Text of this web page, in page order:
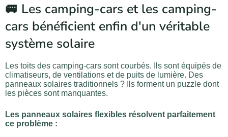
🚐 Les camping-cars et les camping-
cars bénéficient enfin d'un véritable
système solaire
Les toits des camping-cars sont courbés. Ils sont équipés de
climatiseurs, de ventilations et de puits de lumière. Des
panneaux solaires traditionnels ? Ils forment un puzzle dont
les pièces sont manquantes.
Les panneaux solaires flexibles résolvent parfaitement
ce problème :